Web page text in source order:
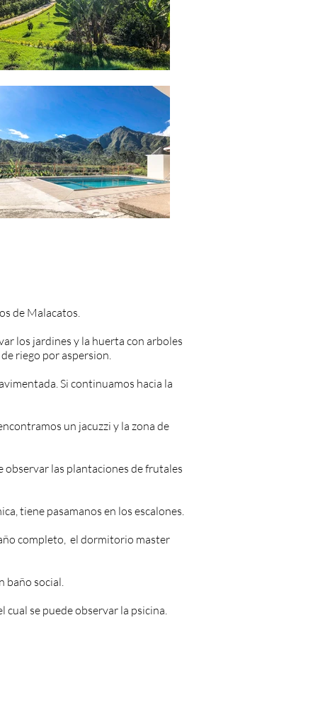
de Malacatos.
los jardines y la huerta con arboles
riego por aspersion.
Si continuamos hacia la
un jacuzzi y la zona de
observar las plantaciones de frutales
tiene pasamanos en los escalones.
completo, el dormitorio master
baño social.
se puede observar la psicina.